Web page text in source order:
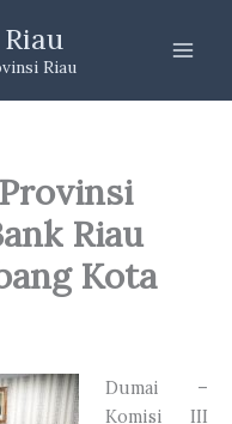
Riau
Riau
Kota
Dumai –
Komisi III